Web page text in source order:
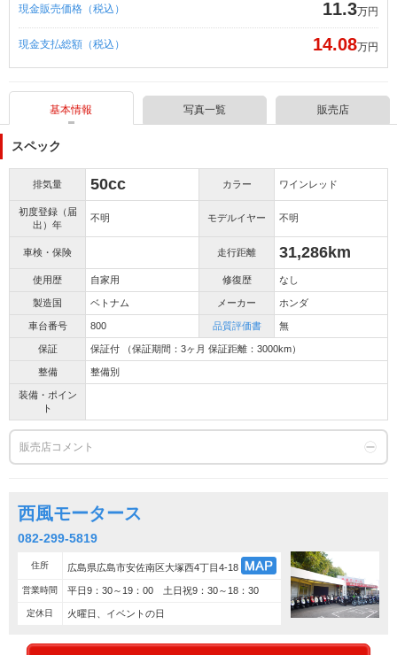
現金販売価格（税込） 11.3万円
現金支払総額（税込） 14.08万円
基本情報 写真一覧 販売店
スペック
排気量 50cc カラー ワインレッド
初度登録（届
出）年
不明 モデルイヤー 不明
車検・保険 走行距離 31,286km
使用歴 自家用 修復歴 なし
製造国 ベトナム メーカー ホンダ
車台番号 800 品質評価書 無
保証 保証付 （保証期間：3ヶ月 保証距離：3000km）
整備 整備別
装備・ポイン
ト
販売店コメント
西風モータース
082-299-5819
住所 広島県広島市安佐南区大塚西4丁目4-18
営業時間 平日9：30～19：00 土日祝9：30～18：30
定休日 火曜日、イベントの日